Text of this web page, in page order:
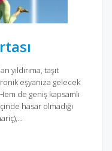
yıldırıma, taşıt
eşyanıza gelecek
de geniş kapsamlı
hasar olmadığı